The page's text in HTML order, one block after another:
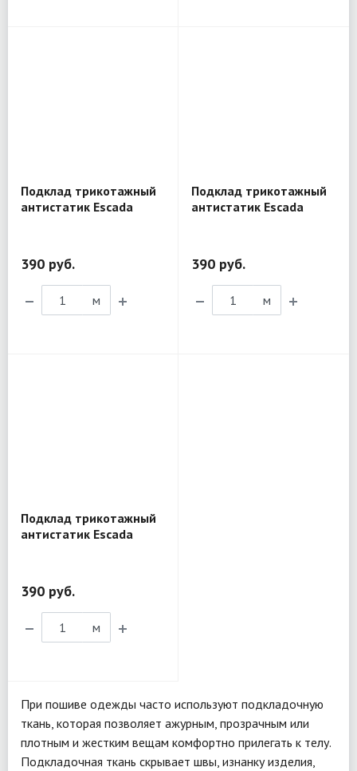
Подклад трикотажный
антистатик Escada
390 руб.
м
Подклад трикотажный
антистатик Escada
390 руб.
м
Подклад трикотажный
антистатик Escada
390 руб.
м
При пошиве одежды часто используют подкладочную
ткань, которая позволяет ажурным, прозрачным или
плотным и жестким вещам комфортно прилегать к телу.
Подкладочная ткань скрывает швы, изнанку изделия,